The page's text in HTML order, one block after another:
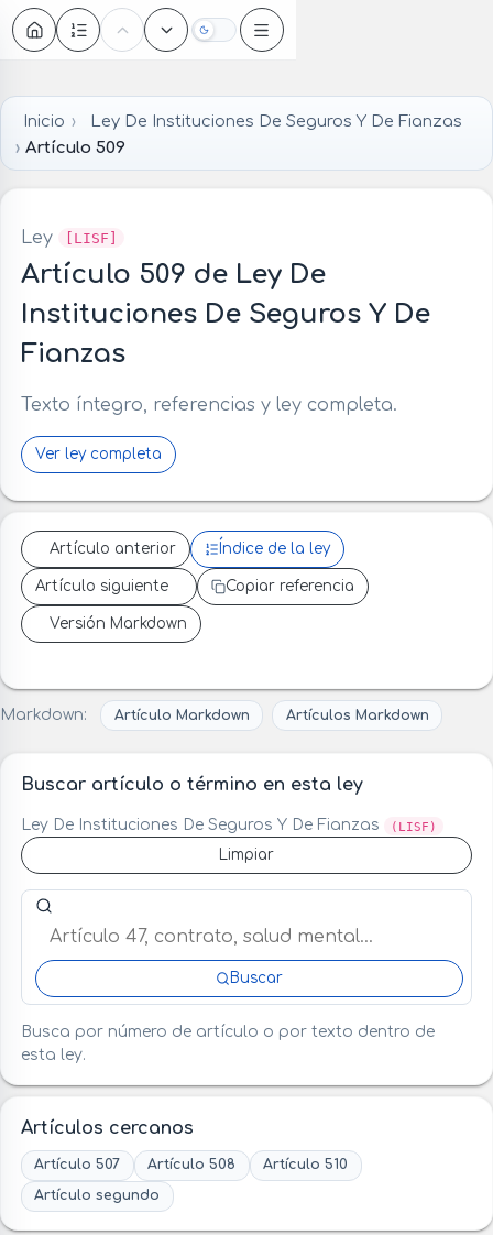
Oscuro
Inicio
Ley De Instituciones De Seguros Y De Fianzas
Artículo 509
Ley [LISF]
Artículo 509 de Ley De
Instituciones De Seguros Y De
Fianzas
Texto íntegro, referencias y ley completa.
Ver ley completa
Artículo anterior Índice de la ley
Artículo siguiente Copiar referencia
Versión Markdown
Markdown: Artículo Markdown Artículos Markdown
Buscar artículo o término en esta ley
Ley De Instituciones De Seguros Y De Fianzas (LISF)
Limpiar
Buscar artículo o término en esta ley
Buscar
Busca por número de artículo o por texto dentro de
esta ley.
Artículos cercanos
Artículo 507 Artículo 508
Artículo 510
Artículo segundo